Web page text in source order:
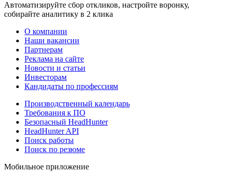
Автоматизируйте сбор откликов, настройте воронку,
собирайте аналитику в 2 клика
О компании
Наши вакансии
Партнерам
Реклама на сайте
Новости и статьи
Инвесторам
Кандидаты по профессиям
Производственный календарь
Требования к ПО
Безопасный HeadHunter
HeadHunter API
Поиск работы
Поиск по резюме
Мобильное приложение